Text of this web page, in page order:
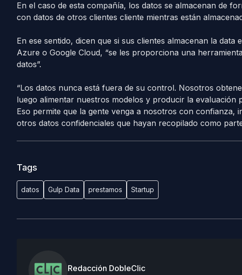
En el caso de esta compañía, los datos se almacenan de
con datos de otros clientes cliente mientras están
En ese sentido, dicen que si sus clientes almacenan la
Azure o Google Cloud, “se les proporciona una
datos”.
“Los datos nunca está fuera de su control. Nosotros
luego alimentar nuestros modelos y producir la evaluación
Eso permite que la gente venga a nosotros con confianza,
otros datos confidenciales que hayan recopilado como
Tags
datos Gulp Data prestamos Startup
Redacción DobleClic